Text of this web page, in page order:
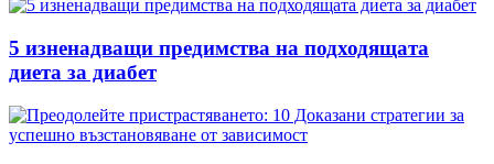
5 изненадващи предимства на подходящата
диета за диабет